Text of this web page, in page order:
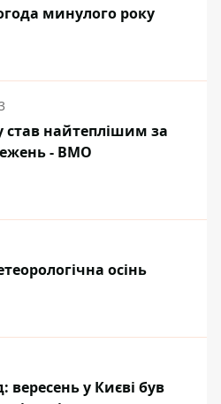
минулого року
став найтеплішим за
- ВМО
осінь
у Києві був